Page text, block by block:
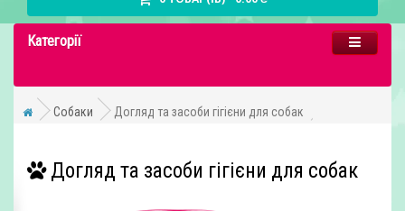
Категорії
Cобаки Догляд та засоби гігієни для собак
Догляд та засоби гігієни для собак